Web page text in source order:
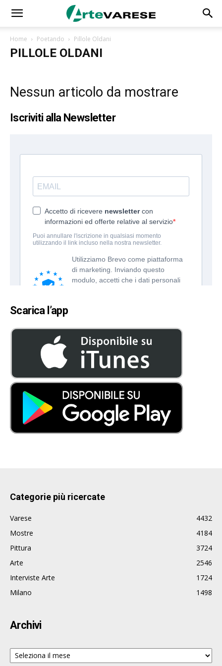
Home Poetando Pillole Oldani
PILLOLE OLDANI
Nessun articolo da mostrare
Iscriviti alla Newsletter
Scarica l’app
Categorie più ricercate
Varese
4432
Mostre
4184
Pittura
3724
Arte
2546
Interviste Arte
1724
Milano
1498
Archivi
Archivi